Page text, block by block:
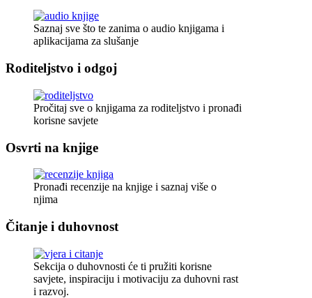
Saznaj sve što te zanima o audio knjigama i
aplikacijama za slušanje
Roditeljstvo i odgoj
Pročitaj sve o knjigama za roditeljstvo i pronađi
korisne savjete
Osvrti na knjige
Pronađi recenzije na knjige i saznaj više o
njima
Čitanje i duhovnost
Sekcija o duhovnosti će ti pružiti korisne
savjete, inspiraciju i motivaciju za duhovni rast
i razvoj.